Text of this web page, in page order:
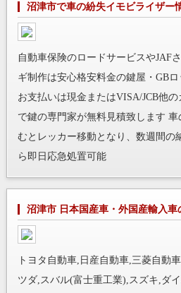
沼津市で車の紛失イモビライザー
自動車保険のロードサービスやJAF
ギ制作は安心格安料金の鍵屋・GB
お支払いは現金またはVISA/JCB他
で鍵の専門家が無料見積致します
むとレッカー移動となり、数週間の
ら即日応急処置可能
沼津市 日本国産車・外国産輸入
トヨタ自動車,日産自動車,三菱自動
ツダ,スバル(富士重工業),スズキ,ダ